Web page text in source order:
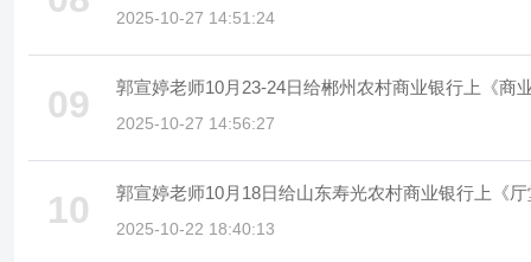
2025-10-27 14:51:24
09 郭宣婷老师10月23-24日给郴州农村商业银行上《商
2025-10-27 14:56:27
10 郭宣婷老师10月18日给山东寿光农村商业银行上《
2025-10-22 18:40:13